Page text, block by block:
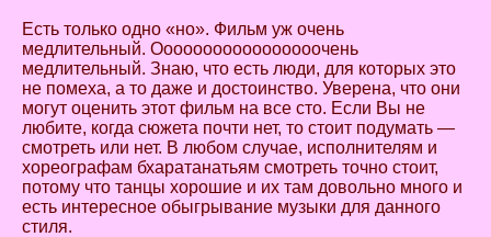
Есть только одно «но». Фильм уж очень
медлительный. Ооооооооооооооооочень
медлительный. Знаю, что есть люди, для которых это
не помеха, а то даже и достоинство. Уверена, что они
могут оценить этот фильм на все сто. Если Вы не
любите, когда сюжета почти нет, то стоит подумать —
смотреть или нет. В любом случае, исполнителям и
хореографам бхаратанатьям смотреть точно стоит,
потому что танцы хорошие и их там довольно много и
есть интересное обыгрывание музыки для данного
стиля.